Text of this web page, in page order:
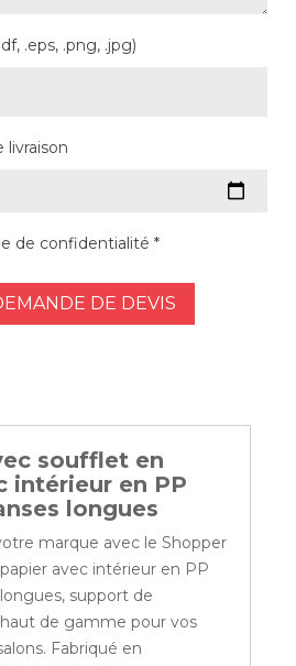
.eps, .png, .jpg)
livraison
de confidentialité *
DE DEVIS
soufflet en
intérieur en PP
longues
marque avec le Shopper
avec intérieur en PP
support de
de gamme pour vos
Fabriqué en